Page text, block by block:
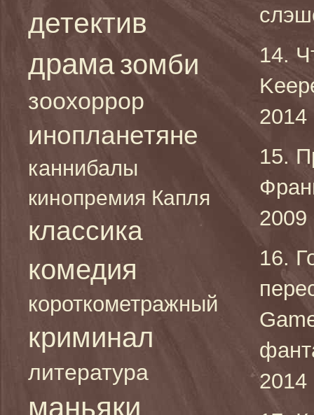
детектив
драма зомби
зоохоррор
инопланетяне
каннибалы
кинопремия Капля
классика
комедия
короткометражный
криминал
литература
маньяки
14.
15.
16.